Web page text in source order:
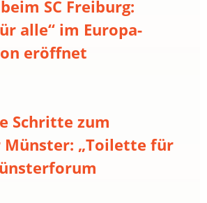
SC Freiburg:
alle“ im Europa-
eröffnet
Schritte zum
Münster: „Toilette für